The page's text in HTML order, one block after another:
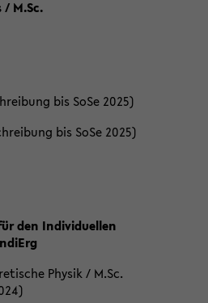
M.Sc.
bis SoSe 2025)
bis SoSe 2025)
den Individuellen
Physik / M.Sc.